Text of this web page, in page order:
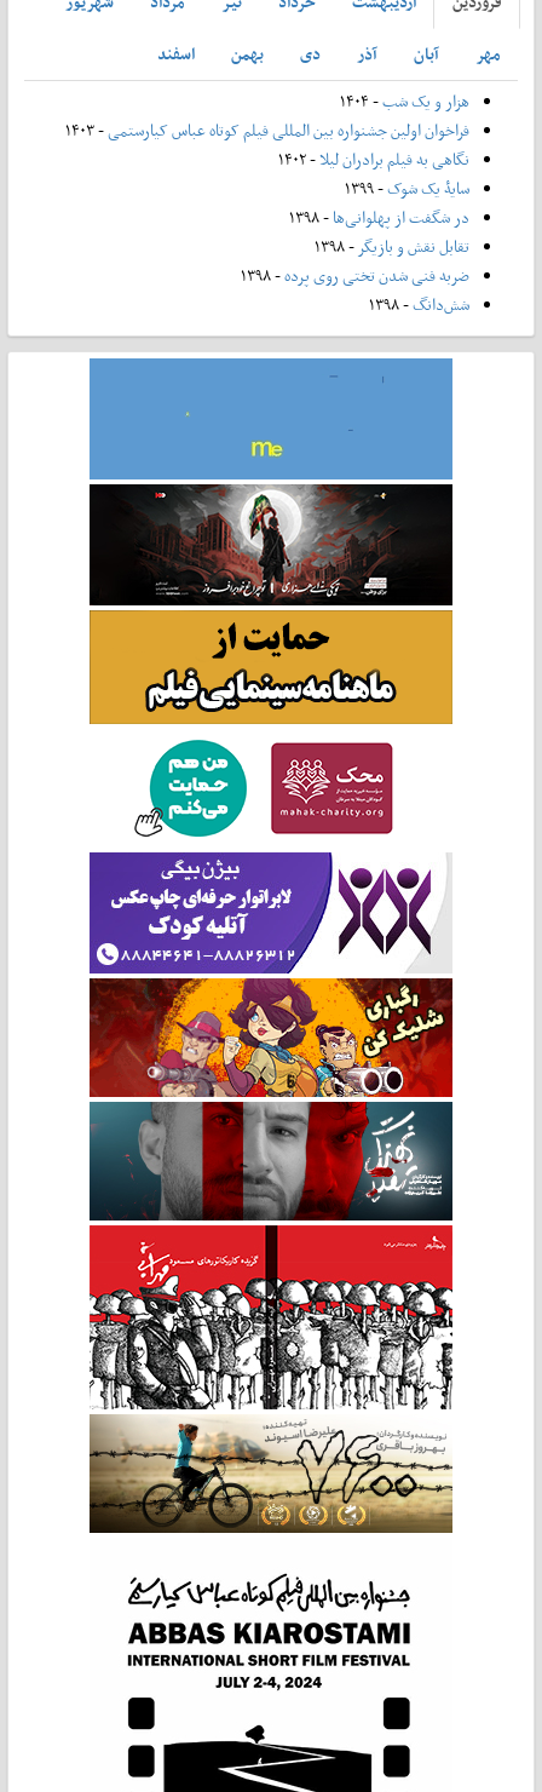
مهر
آبان آذر دی بهمن
اسفند
هزار و یک شب- ۱۴۰۴
فراخوان اولین جشنواره بین المللی فیلم کوتاه عباس کیارستمی- ۱۴۰۳
نگاهی به فیلم برادران لیلا- ۱۴۰۲
سایۀ یک شوک- ۱۳۹۹
در شگفت از پهلوانی‌ها- ۱۳۹۸
تقابل نقش و بازیگر- ۱۳۹۸
ضربه فنی شدن تختی روی پرده- ۱۳۹۸
شش‌دانگ- ۱۳۹۸